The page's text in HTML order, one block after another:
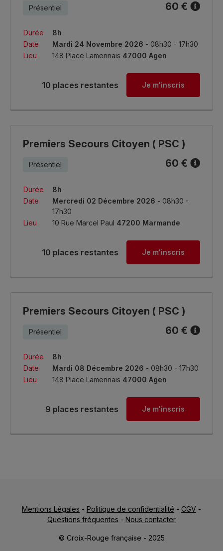
Présentiel 60 €
Durée
8h
Date
Mardi 24 Novembre 2026 - 08h30 - 17h30
Lieu
148 Place Lamennais 47000 Agen
10 places restantes Je m'inscris
Premiers Secours Citoyen ( PSC )
Présentiel 60 €
Durée
8h
Date
Mercredi 02 Décembre 2026 - 08h30 -
17h30
Lieu
10 Rue Marcel Paul 47200 Marmande
10 places restantes Je m'inscris
Premiers Secours Citoyen ( PSC )
Présentiel 60 €
Durée
8h
Date
Mardi 08 Décembre 2026 - 08h30 - 17h30
Lieu
148 Place Lamennais 47000 Agen
9 places restantes Je m'inscris
Mentions Légales - Politique de confidentialité - CGV -
Questions fréquentes - Nous contacter
© Croix-Rouge française - 2025